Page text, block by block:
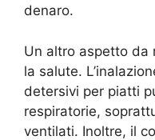
denaro.
Un altro aspetto da
la salute.
detersivi per piatti
respiratorie,
ventilati. Inoltre, il